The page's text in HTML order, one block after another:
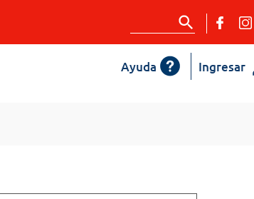
Ingresar
Ayuda